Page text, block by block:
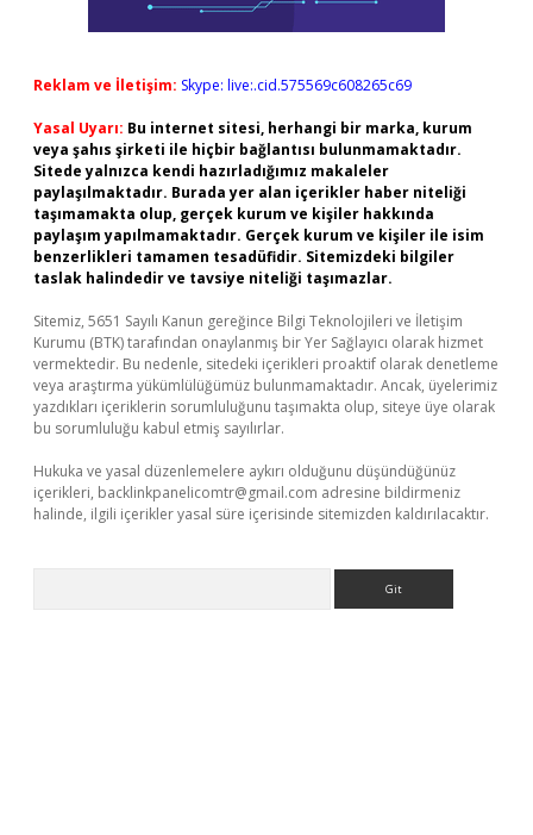
Reklam ve İletişim: Skype: live:.cid.575569c608265c69
Yasal Uyarı: Bu internet sitesi, herhangi bir marka, kurum
veya şahıs şirketi ile hiçbir bağlantısı bulunmamaktadır.
Sitede yalnızca kendi hazırladığımız makaleler
paylaşılmaktadır. Burada yer alan içerikler haber niteliği
taşımamakta olup, gerçek kurum ve kişiler hakkında
paylaşım yapılmamaktadır. Gerçek kurum ve kişiler ile isim
benzerlikleri tamamen tesadüfidir. Sitemizdeki bilgiler
taslak halindedir ve tavsiye niteliği taşımazlar.
Sitemiz, 5651 Sayılı Kanun gereğince Bilgi Teknolojileri ve İletişim
Kurumu (BTK) tarafından onaylanmış bir Yer Sağlayıcı olarak hizmet
vermektedir. Bu nedenle, sitedeki içerikleri proaktif olarak denetleme
veya araştırma yükümlülüğümüz bulunmamaktadır. Ancak, üyelerimiz
yazdıkları içeriklerin sorumluluğunu taşımakta olup, siteye üye olarak
bu sorumluluğu kabul etmiş sayılırlar.
Hukuka ve yasal düzenlemelere aykırı olduğunu düşündüğünüz
içerikleri, backlinkpanelicomtr@gmail.com adresine bildirmeniz
halinde, ilgili içerikler yasal süre içerisinde sitemizden kaldırılacaktır.